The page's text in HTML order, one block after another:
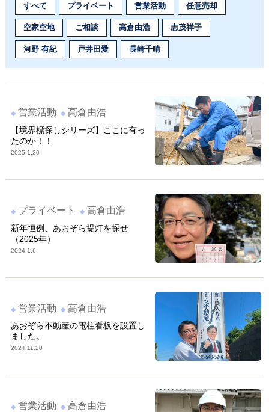
すべて プライベート 営業活動 任意売却
空家空地 ご相談 高倉由浩 志茂祥子
河野 有紀 戸井田愛 長崎千晴
営業活動 高倉由浩
【境界標探しシリーズ】ここに有っ
たのか！！
2025.1.20
プライベート 高倉由浩
新年恒例、あおぞら提灯を探せ
（2025年）
2024.1.6
営業活動 高倉由浩
あおぞら不動産の電柱看板を設置し
ました。
2024.11.20
営業活動 高倉由浩